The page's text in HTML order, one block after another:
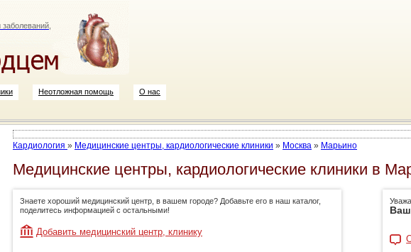
Неотложная помощь О нас
Кардиология » Медицинские центры, кардиологические клиники » Москва » Марьино
Медицинские центры, кардиологические клиники в
Знаете хороший медицинский центр, в вашем городе? Добавьте его в наш каталог,
поделитесь информацией с остальными!
Добавить медицинский центр, клинику